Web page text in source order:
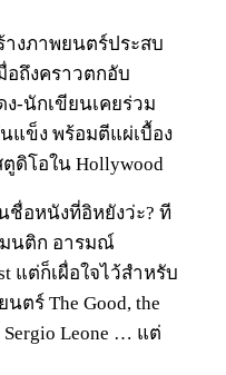
างภาพยนตร์ประสบ
อถึงคราวตกอับ
-นักเขียนเคยร่วม
แข็ง พร้อมตีแผ่เบื้อง
ดิโอใน Hollywood
นชื่อหนังที่อิหยังว่ะ? ที
นติก อารมณ์
แต่ก็เผื่อใจไว้สำหรับ
ตร์ The Good, the
Sergio Leone … แต่